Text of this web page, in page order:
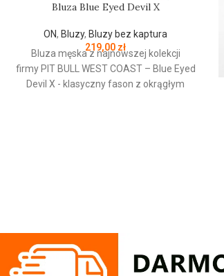
Bluza Blue Eyed Devil X
ON, Bluzy, Bluzy bez kaptura
219,00 zł
Bluza męska z najnowszej kolekcji
firmy PIT BULL WEST COAST– Blue Eyed
Devil X - klasyczny fason z okrągłym
chroniąca przed otarciami - silikonowa
kwadratowa naszywka na lewym rękawie
z logo marki Pit Bull - duży nadruk na